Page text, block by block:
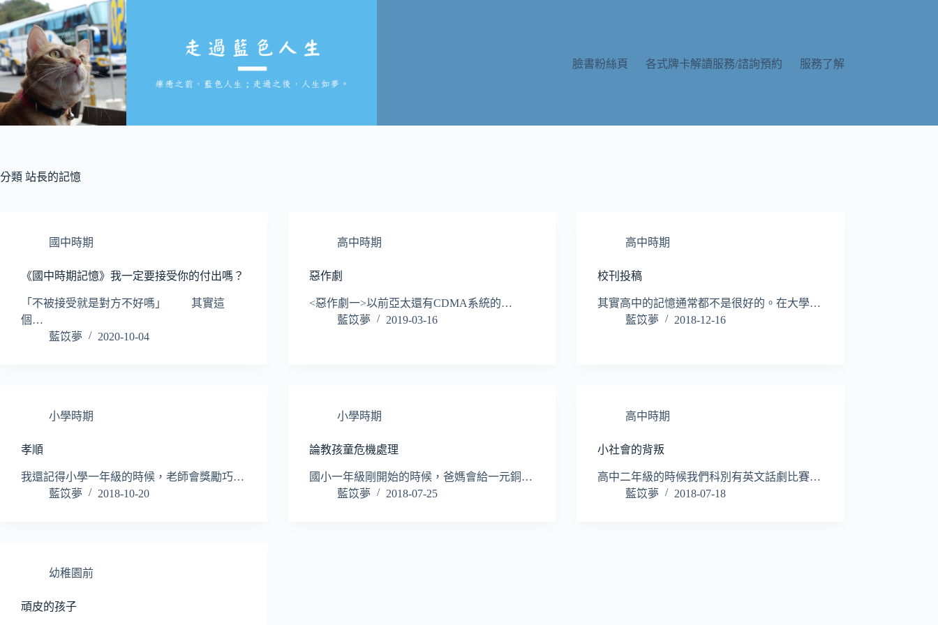
跳
至
主
要
內
容
臉書粉絲頁 各式牌卡解讀服務/諮詢預約 服務了解
分類 站長的記憶
國中時期
《國中時期記憶》我一定要接受你的付出嗎？
「不被接受就是對方不好嗎」 其實這
個…
藍笖夢
2020-10-04
高中時期
惡作劇
<惡作劇一>以前亞太還有CDMA系統的…
藍笖夢
2019-03-16
高中時期
校刊投稿
其實高中的記憶通常都不是很好的。在大學…
藍笖夢
2018-12-16
小學時期
孝順
我還記得小學一年級的時候，老師會獎勵巧…
藍笖夢
2018-10-20
小學時期
論教孩童危機處理
國小一年級剛開始的時候，爸媽會給一元銅…
藍笖夢
2018-07-25
高中時期
小社會的背叛
高中二年級的時候我們科別有英文話劇比賽…
藍笖夢
2018-07-18
幼稚園前
頑皮的孩子